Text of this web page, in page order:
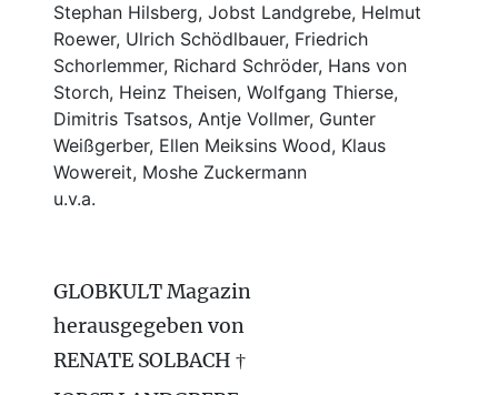
Stephan Hilsberg, Jobst Landgrebe, Helmut
Roewer, Ulrich Schödlbauer, Friedrich
Schorlemmer, Richard Schröder, Hans von
Storch, Heinz Theisen, Wolfgang Thierse,
Dimitris Tsatsos, Antje Vollmer, Gunter
Weißgerber, Ellen Meiksins Wood, Klaus
Wowereit, Moshe Zuckermann
u.v.a.
GLOBKULT Magazin
herausgegeben von
RENATE SOLBACH †